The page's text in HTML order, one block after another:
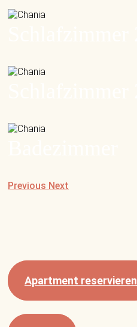
Previous Next
Apartment reservieren